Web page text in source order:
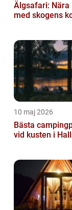
Älgsafari: Nära
med skogens
10 maj 2026
Bästa
vid kusten i